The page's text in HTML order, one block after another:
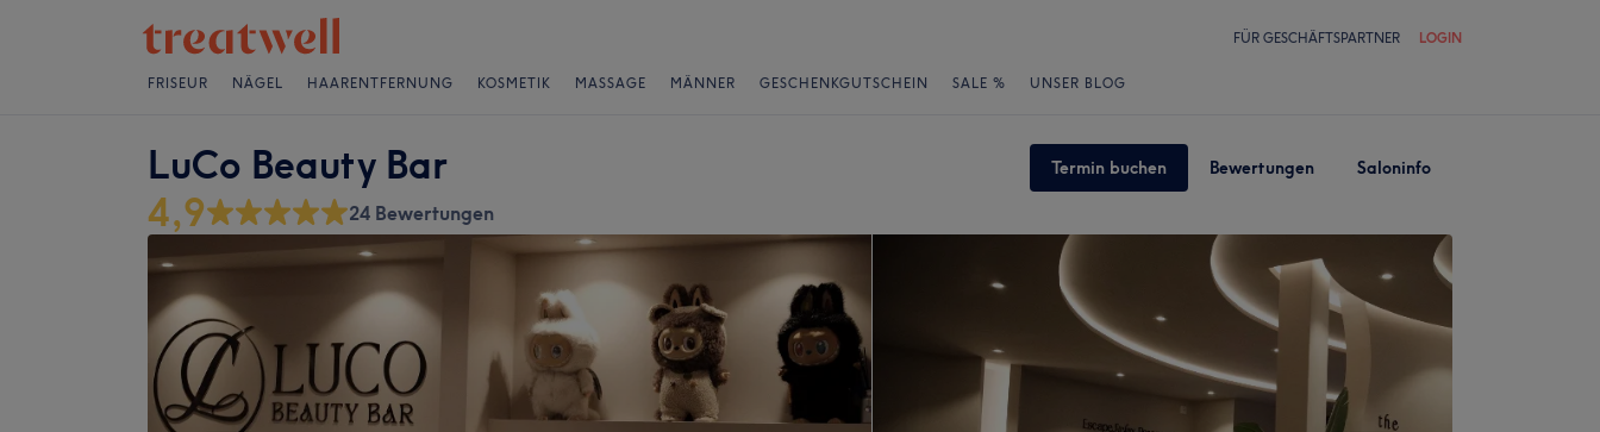
FÜR GESCHÄFTSPARTNER LOGIN
FRISEUR NÄGEL HAARENTFERNUNG KOSMETIK MASSAGE MÄNNER GESCHENKGUTSCHEIN SALE % UNSER BLOG
LuCo Beauty Bar Termin buchen Bewertungen Saloninfo
4,9 24 Bewertungen